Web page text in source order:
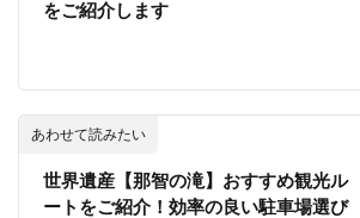
をご紹介します
あわせて読みたい
世界遺産【那智の滝】おすすめ観光ル
ートをご紹介！効率の良い駐車場選び